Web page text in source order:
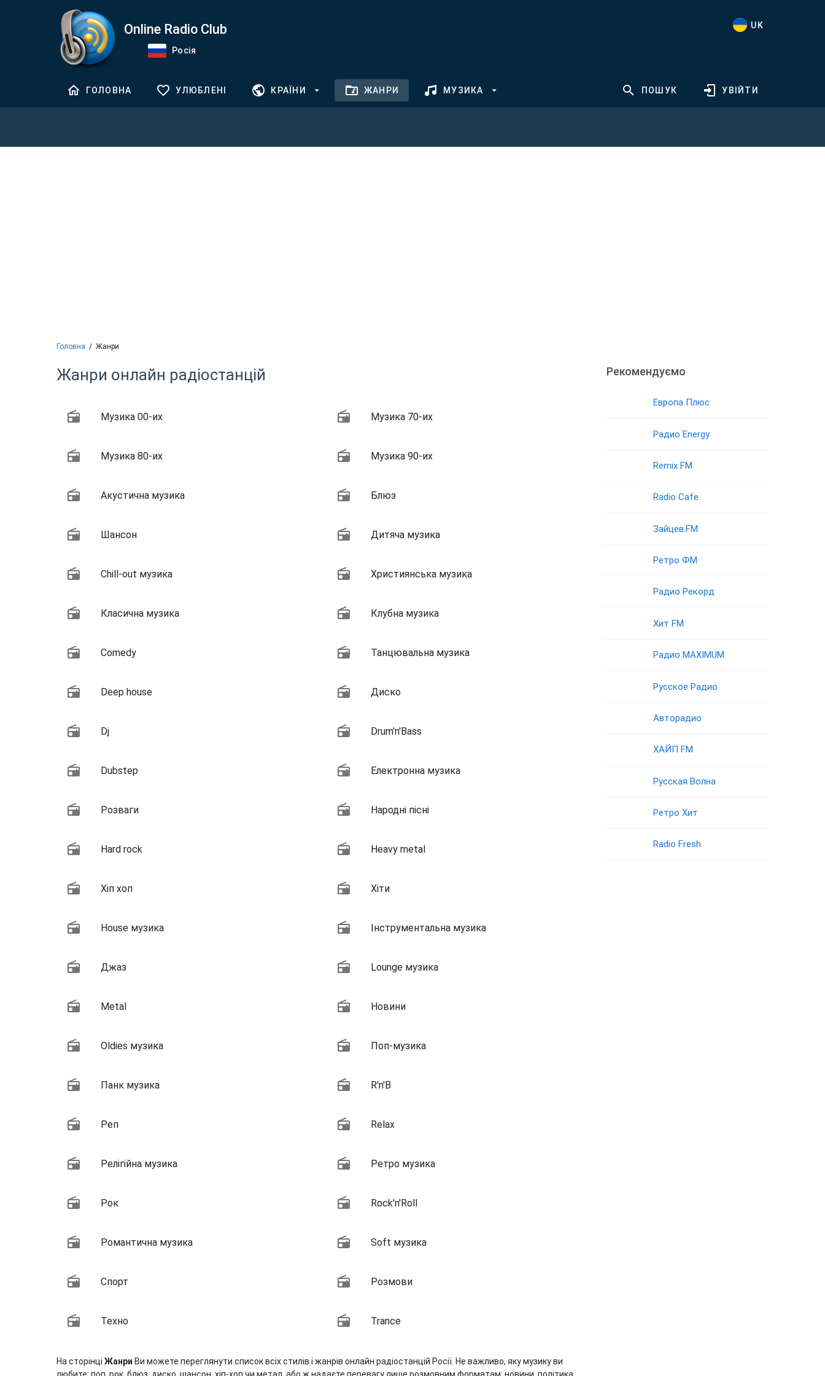
Online Radio Club
Росія
UK
ГОЛОВНА УЛЮБЛЕНІ КРАЇНИ ЖАНРИ МУЗИКА ПОШУК УВІЙТИ
Головна Жанри
Жанри онлайн радіостанцій
Музика 00-их Музика 70-их
Музика 80-их Музика 90-их
Акустична музика Блюз
Шансон Дитяча музика
Chill-out музика Християнська музика
Класична музика Клубна музика
Comedy Танцювальна музика
Deep house Диско
Dj Drum'n'Bass
Dubstep Електронна музика
Розваги Народні пісні
Hard rock Heavy metal
Хіп хоп Хіти
House музика Інструментальна музика
Джаз Lounge музика
Metal Новини
Oldies музика Поп-музика
Панк музика R'n'B
Реп Relax
Релігійна музика Ретро музика
Рок Rock'n'Roll
Романтична музика Soft музика
Спорт Розмови
Техно Trance
На сторінці Жанри Ви можете переглянути список всіх стилів і жанрів онлайн радіостанцій Росії. Не важливо, яку музику ви
Рекомендуємо
Европа Плюс
Радио Energy
Remix FM
Radio Cafe
Зайцев.FM
Ретро ФМ
Радио Рекорд
Хит FM
Радио MAXIMUM
Русское Радио
Авторадио
ХАЙП FM
Русская Волна
Ретро Хит
Radio Fresh